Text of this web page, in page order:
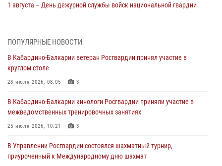
1 августа – День дежурной службы войск национальной гвардии
мировой войне 1914-1918 годов
01 августа 2026, 07:30
поздравил специалистов подразделений тыла с профессиональным
праздником
01 августа 2026, 00:10
Росгвардия обеспечивает безопасность граждан на южном
направлении
ПОПУЛЯРНЫЕ НОВОСТИ
В Кабардино-Балкарии ветеран Росгвардии принял участие в
круглом столе
28 июля 2026, 08:05 3
В Кабардино-Балкарии кинологи Росгвардии приняли участие в
межведомственных тренировочных занятиях
25 июля 2026, 10:21 3
В Управлении Росгвардии состоялся шахматный турнир,
приуроченный к Международному дню шахмат